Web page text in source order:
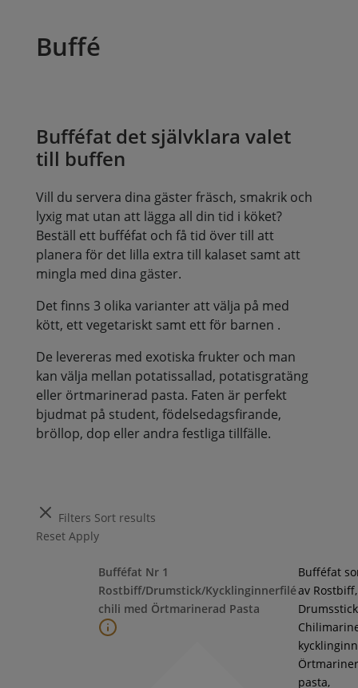
Buffé
Bufféfat det självklara valet
till buffen
Vill du servera dina gäster fräsch, smakrik och
lyxig mat utan att lägga all din tid i köket?
Beställ ett bufféfat och få tid över till att
planera för det lilla extra till kalaset samt att
mingla med dina gäster.
Det finns 3 olika varianter att välja på med
kött, ett vegetariskt samt ett för barnen .
De levereras med exotiska frukter och man
kan välja mellan potatissallad, potatisgratäng
eller örtmarinerad pasta. Faten är perfekt
bjudmat på student, födelsedagsfirande,
bröllop, dop eller andra festliga tillfälle.
Filters Sort results
Reset Apply
Bufféfat Nr 1
Rostbiff/Drumstick/Kycklinginnerfilé
chili med Örtmarinerad Pasta
Bufféfat
av Rostbiff,
pasta,